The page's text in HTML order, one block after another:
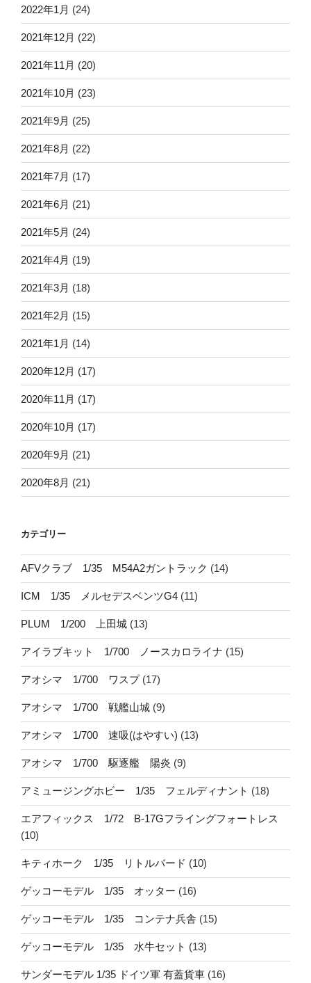
2022年1月 (24)
2021年12月 (22)
2021年11月 (20)
2021年10月 (23)
2021年9月 (25)
2021年8月 (22)
2021年7月 (17)
2021年6月 (21)
2021年5月 (24)
2021年4月 (19)
2021年3月 (18)
2021年2月 (15)
2021年1月 (14)
2020年12月 (17)
2020年11月 (17)
2020年10月 (17)
2020年9月 (21)
2020年8月 (21)
カテゴリー
AFVクラブ 1/35 M54A2ガントラック (14)
ICM 1/35 メルセデスベンツG4 (11)
PLUM 1/200 上田城 (13)
アイラブキット 1/700 ノースカロライナ (15)
アオシマ 1/700 ワスプ(17)
アオシマ 1/700 戦艦山城 (9)
アオシマ 1/700 速吸(はやすい) (13)
アオシマ 1/700 駆逐艦 陽炎 (9)
アミュージングホビー 1/35 フェルディナント (18)
エアフィックス 1/72 B-17Gフライングフォートレス
(10)
キティホーク 1/35 リトルバード (10)
ゲッコーモデル 1/35 オッター (16)
ゲッコーモデル 1/35 コンテナ兵舎 (15)
ゲッコーモデル 1/35 水牛セット (13)
サンダーモデル 1/35 ドイツ軍 有蓋貨車 (16)